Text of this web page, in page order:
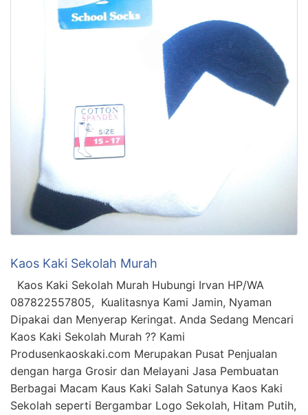
Kaos Kaki Sekolah Murah
Kaos Kaki Sekolah Murah Hubungi Irvan HP/WA
087822557805, Kualitasnya Kami Jamin, Nyaman
Dipakai dan Menyerap Keringat. Anda Sedang Mencari
Kaos Kaki Sekolah Murah ?? Kami
Produsenkaoskaki.com Merupakan Pusat Penjualan
dengan harga Grosir dan Melayani Jasa Pembuatan
Berbagai Macam Kaus Kaki Salah Satunya Kaos Kaki
Sekolah seperti Bergambar Logo Sekolah, Hitam Putih,